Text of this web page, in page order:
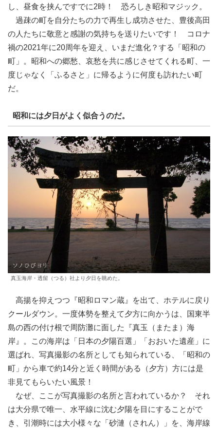
し、昼食を挟んですでに2時！ 恐ろしき昭和マジック。
過疎の町を自分たちの力で再生し成功させた、豊後高田
の人たちに敬意と感謝の気持ちを送りたいです！ コロナ
禍の2021年に20周年を迎え、いまだ進化？する「昭和の
町」。昭和への郷愁、哀愁を共に感じさせてくれる町、一
度じゃなく「ふるさと」に帰るように何度も訪れたい町
だ。
昭和には夕日がよく似合うのだ。
真玉海岸・透留（つる）社より夕日を眺めた。
高揚を抑えつつ『昭和ロマン蔵』を出て、ホテルに戻り
クールダウン。一度体勢を整えて夕方に向かうは、国東半
島の西の付け根で周防灘に面した『真玉（またま）海
岸』。この海岸は「日本の夕陽百選」「おおいた遺産」に
選ばれ、写真撮影の名所としても知られている、「昭和の
町」から車で約14分と近く時間がある（夕方）方には是
非見てもらいたい風景！
なぜ、ここが写真撮影の名所と言われているか？ それ
は大分県で唯一、水平線に沈む夕陽を目にすることがで
き、引潮時には大小様々な「砂漣（されん）」を、海岸線